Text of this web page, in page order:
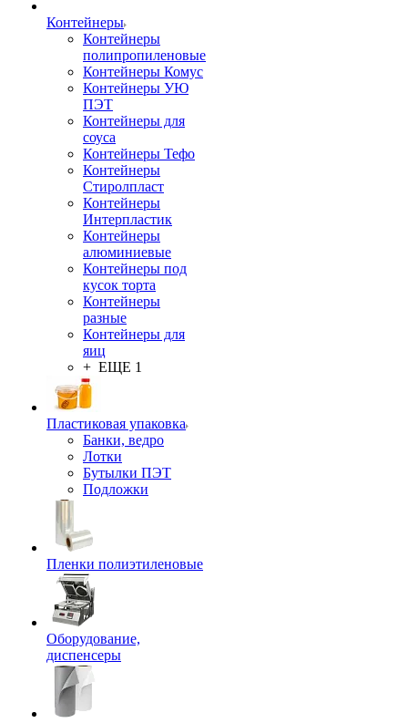
Контейнеры
Контейнеры
полипропиленовые
Контейнеры Комус
Контейнеры УЮ
ПЭТ
Контейнеры для
соуса
Контейнеры Тефо
Контейнеры
Стиролпласт
Контейнеры
Интерпластик
Контейнеры
алюминиевые
Контейнеры под
кусок торта
Контейнеры
разные
Контейнеры для
яиц
+ ЕЩЕ 1
Пластиковая упаковка
Банки, ведро
Лотки
Бутылки ПЭТ
Подложки
Пленки полиэтиленовые
Оборудование,
диспенсеры